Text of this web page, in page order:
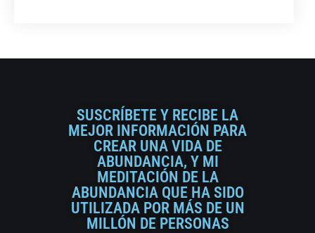
SUSCRÍBETE Y RECIBE LA
MEJOR INFORMACIÓN PARA
CREAR UNA VIDA DE
ABUNDANCIA, Y MI
MEDITACIÓN DE LA
ABUNDANCIA QUE HA SIDO
UTILIZADA POR MÁS DE UN
MILLÓN DE PERSONAS